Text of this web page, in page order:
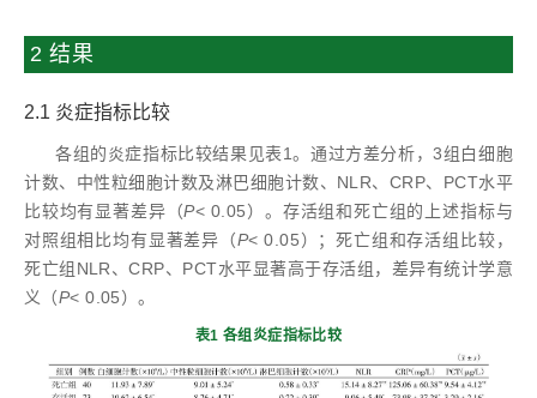
2 结果
2.1 炎症指标比较
各组的炎症指标比较结果见表1。通过方差分析，3组白细胞
计数、中性粒细胞计数及淋巴细胞计数、NLR、CRP、PCT水平
比较均有显著差异（P< 0.05）。存活组和死亡组的上述指标与
对照组相比均有显著差异（P< 0.05）；死亡组和存活组比较，
死亡组NLR、CRP、PCT水平显著高于存活组，差异有统计学意
义（P< 0.05）。
表1 各组炎症指标比较